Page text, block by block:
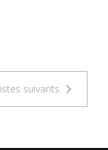
suivants